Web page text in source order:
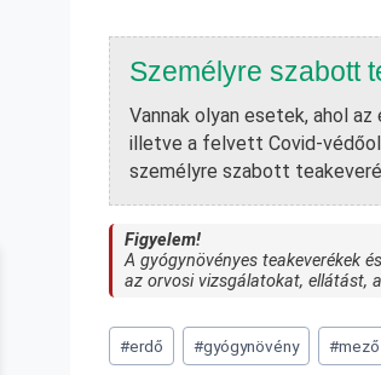
Személyre szabott
Vannak olyan esetek, ahol
illetve a felvett Covid-
személyre szabott
Figyelem!
A gyógynövényes teakeverékek
az orvosi vizsgálatokat, ellátást,
Post
Tags:
#erdő #gyógynövény #mező